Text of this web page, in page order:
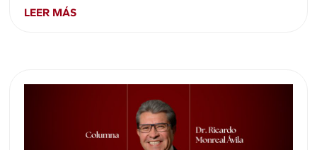
LEER MÁS